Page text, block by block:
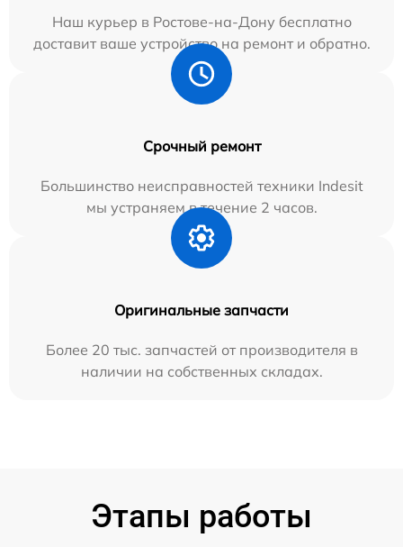
Наш курьер в Ростове-на-Дону бесплатно
доставит ваше устройство на ремонт и обратно.
Срочный ремонт
Большинство неисправностей техники Indesit
мы устраняем в течение 2 часов.
Оригинальные запчасти
Более 20 тыс. запчастей от производителя в
наличии на собственных складах.
Этапы работы